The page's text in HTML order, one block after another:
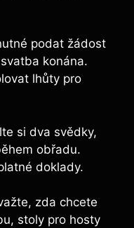
podat žádost
konána.
lhůty pro
si dva svědky,
obřadu.
doklady.
zda chcete
stoly pro hosty